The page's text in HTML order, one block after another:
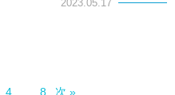
2023.05.17
4 8 次 の
»